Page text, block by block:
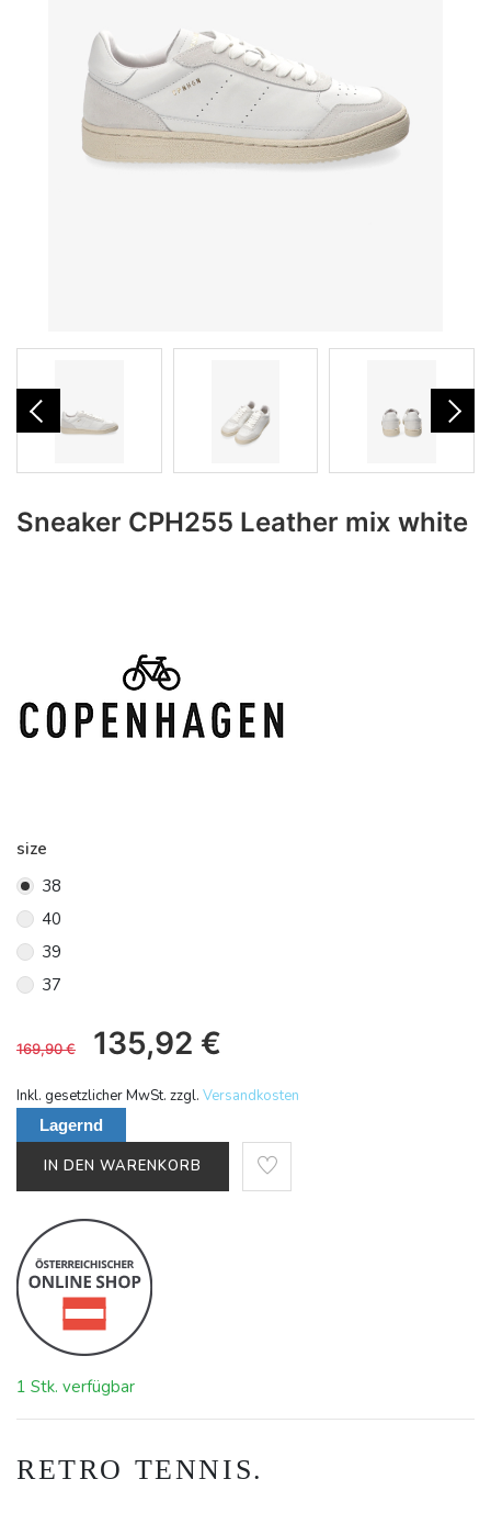
Sneaker CPH255 Leather mix white
size
38
40
39
37
169,90€ 135,92 €
Inkl. gesetzlicher MwSt. zzgl. Versandkosten
Lagernd
IN DEN WARENKORB
1 Stk. verfügbar
RETRO TENNIS.